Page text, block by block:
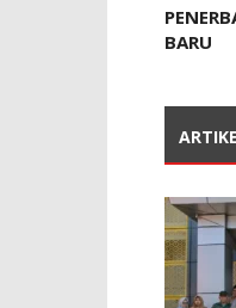
BARU